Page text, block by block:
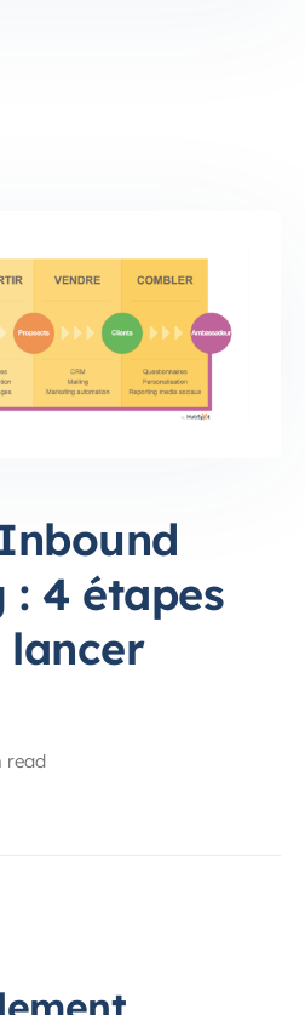
4 étapes
lancer
read